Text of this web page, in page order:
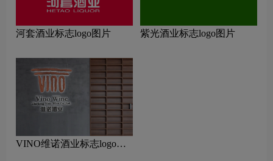
河套酒业标志logo图片 紫光酒业标志logo图片
VINO维诺酒业标志logo图